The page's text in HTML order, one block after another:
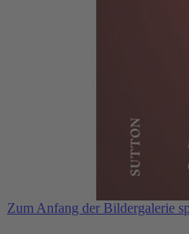
Zum Anfang der Bildergalerie